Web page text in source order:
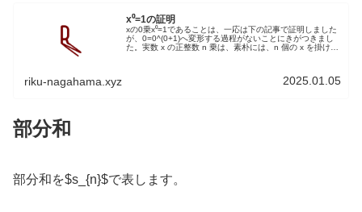
x⁰=1の証明
xの0乗x⁰=1であることは、一応は下の記事で証明しました
が、0=0^(0+1)へ変形する過程がないことにきがつきまし
た。実数 x の正整数 n 乗は、素朴には、n 個の x を掛け合
riku-nagahama.xyz 2025.01.05
部分和
部分和を$s_{n}$で表します。